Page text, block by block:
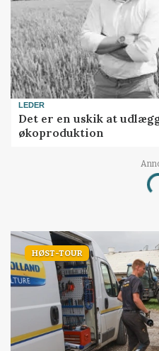
LEDER
Det er en uskik at
økoproduktion
HØST-TOUR